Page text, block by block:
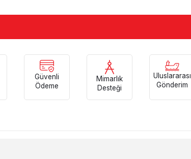
Güvenli
Ödeme
Mimarlık
Desteği
Uluslararası
Gönderim